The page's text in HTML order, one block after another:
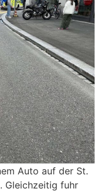
Auto auf der St.
Gleichzeitig fuhr